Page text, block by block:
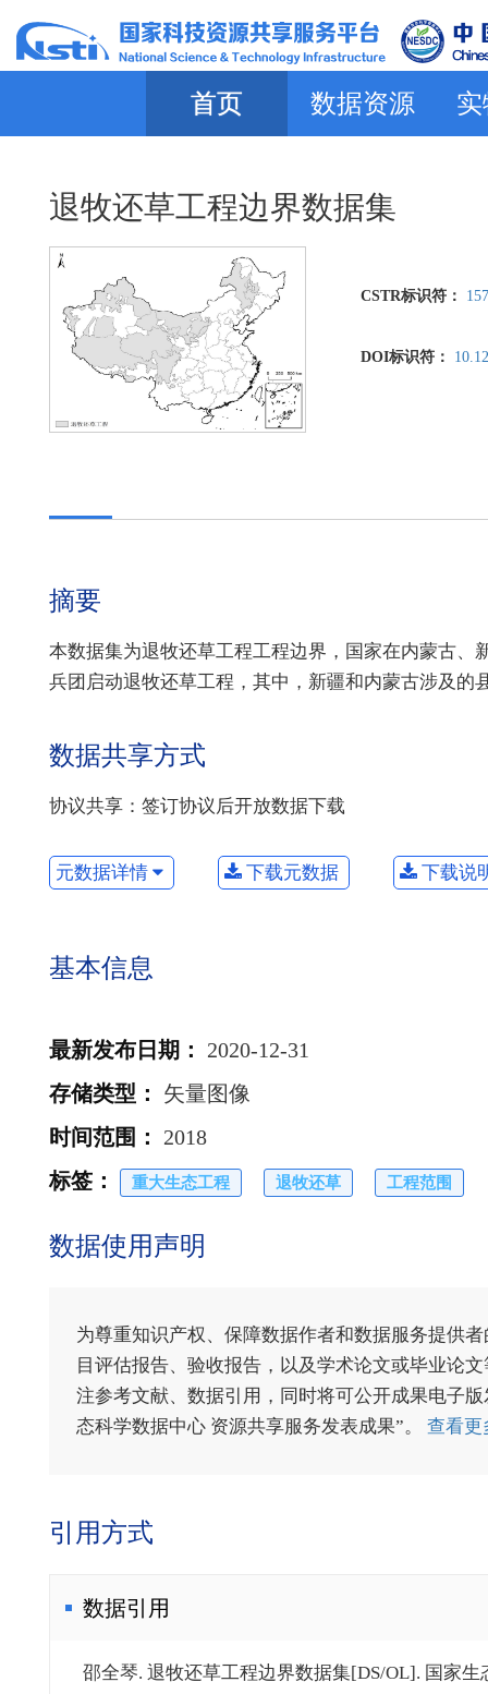
首页 数据资源
退牧还草工程边界数据集
CSTR标识符：
DOI标识符：
摘要
本数据集为退牧还草工程工程边界，国家在内蒙古
兵团启动退牧还草工程，其中，新疆和内蒙古涉及的
数据共享方式
协议共享：签订协议后开放数据下载
元数据详情 下载元数据 下载说
基本信息
最新发布日期 ：
2020-12-31
存储类型 ：
矢量图像
时间范围 ：
2018
标签 ： 重大生态工程 退牧还草 工程范围
数据使用声明
为尊重知识产权、保障数据作者和数据服务提供
目评估报告、验收报告，以及学术论文或毕业论
注参考文献、数据引用，同时将可公开成果电子
态科学数据中心 资源共享服务发表成果”。 查看
引用方式
数据引用
邵全琴. 退牧还草工程边界数据集[DS/OL]. 国家生